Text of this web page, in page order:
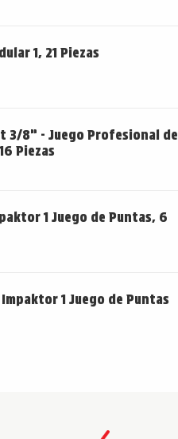
1, 21 Piezas
3/8” - Juego Profesional de
Piezas
1 Juego de Puntas, 6
1 Juego de Puntas